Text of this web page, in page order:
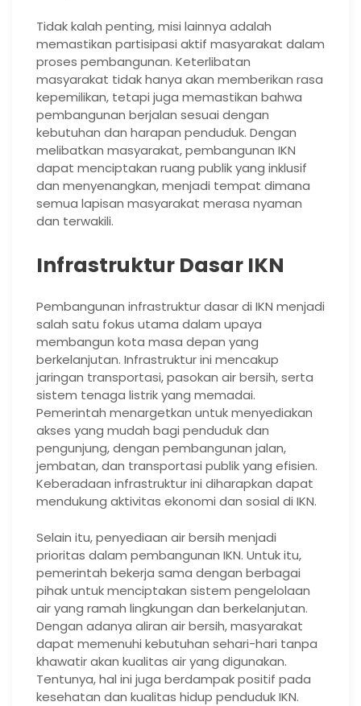
Tidak kalah penting, misi lainnya adalah
memastikan partisipasi aktif masyarakat dalam
proses pembangunan. Keterlibatan
masyarakat tidak hanya akan memberikan rasa
kepemilikan, tetapi juga memastikan bahwa
pembangunan berjalan sesuai dengan
kebutuhan dan harapan penduduk. Dengan
melibatkan masyarakat, pembangunan IKN
dapat menciptakan ruang publik yang inklusif
dan menyenangkan, menjadi tempat dimana
semua lapisan masyarakat merasa nyaman
dan terwakili.
Infrastruktur Dasar IKN
Pembangunan infrastruktur dasar di IKN menjadi
salah satu fokus utama dalam upaya
membangun kota masa depan yang
berkelanjutan. Infrastruktur ini mencakup
jaringan transportasi, pasokan air bersih, serta
sistem tenaga listrik yang memadai.
Pemerintah menargetkan untuk menyediakan
akses yang mudah bagi penduduk dan
pengunjung, dengan pembangunan jalan,
jembatan, dan transportasi publik yang efisien.
Keberadaan infrastruktur ini diharapkan dapat
mendukung aktivitas ekonomi dan sosial di IKN.
Selain itu, penyediaan air bersih menjadi
prioritas dalam pembangunan IKN. Untuk itu,
pemerintah bekerja sama dengan berbagai
pihak untuk menciptakan sistem pengelolaan
air yang ramah lingkungan dan berkelanjutan.
Dengan adanya aliran air bersih, masyarakat
dapat memenuhi kebutuhan sehari-hari tanpa
khawatir akan kualitas air yang digunakan.
Tentunya, hal ini juga berdampak positif pada
kesehatan dan kualitas hidup penduduk IKN.